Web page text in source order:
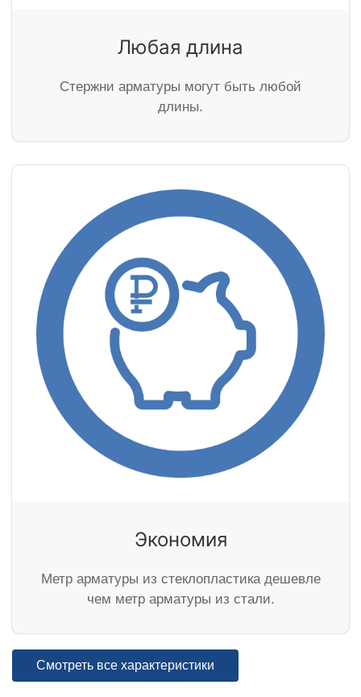
Любая длина
Стержни арматуры могут быть любой
длины.
Экономия
Метр арматуры из стеклопластика дешевле
чем метр арматуры из стали.
Смотреть все характеристики